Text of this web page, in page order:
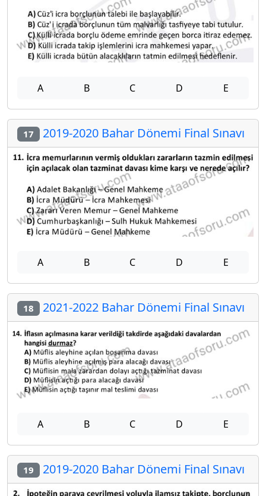
A B C D E
17 2019-2020 Bahar Dönemi Final Sınavı
A B C D E
18 2021-2022 Bahar Dönemi Final Sınavı
A B C D E
19 2019-2020 Bahar Dönemi Final Sınavı